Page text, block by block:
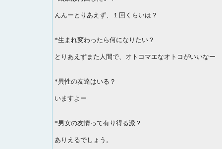
んんーとりあえず、１回くらいは？
*生まれ変わったら何になりたい？
とりあえずまた人間で、オトコマエなオトコがいいなー
*異性の友達はいる？
いますよー
*男女の友情って有り得る派？
ありえるでしょう。